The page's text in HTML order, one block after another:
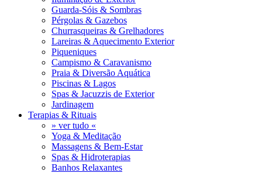
Guarda-Sóis & Sombras
Pérgolas & Gazebos
Churrasqueiras & Grelhadores
Lareiras & Aquecimento Exterior
Piqueniques
Campismo & Caravanismo
Praia & Diversão Aquática
Piscinas & Lagos
Spas & Jacuzzis de Exterior
Jardinagem
Terapias & Rituais
» ver tudo «
Yoga & Meditação
Massagens & Bem-Estar
Spas & Hidroterapias
Banhos Relaxantes